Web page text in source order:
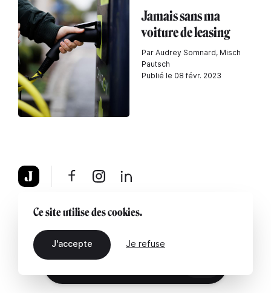
Jamais sans ma
voiture de leasing
Par Audrey Somnard, Misch
Pautsch
Publié le 08 févr. 2023
À propos Mentions légales Contactez-nous
Ce site utilise des cookies.
J'accepte Je refuse